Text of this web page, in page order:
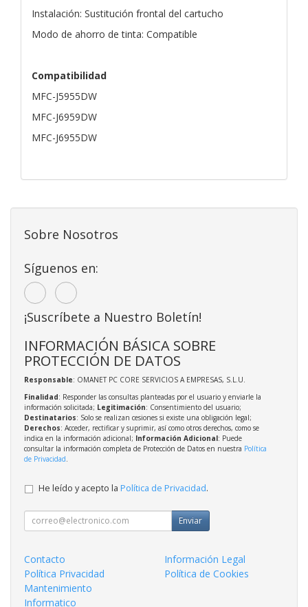
Instalación: Sustitución frontal del cartucho
Modo de ahorro de tinta: Compatible
Compatibilidad
MFC-J5955DW
MFC-J6959DW
MFC-J6955DW
Sobre Nosotros
Síguenos en:
¡Suscríbete a Nuestro Boletín!
INFORMACIÓN BÁSICA SOBRE
PROTECCIÓN DE DATOS
Responsable: OMANET PC CORE SERVICIOS A EMPRESAS, S.L.U.
Finalidad: Responder las consultas planteadas por el usuario y enviarle la
información solicitada; Legitimación: Consentimiento del usuario;
Destinatarios: Solo se realizan cesiones si existe una obligación legal;
Derechos: Acceder, rectificar y suprimir, así como otros derechos, como se
indica en la información adicional; Información Adicional: Puede
consultar la información completa de Protección de Datos en nuestra Política
de Privacidad
He leído y acepto la Política de Privacidad.
Enviar
Contacto
Información Legal
Política Privacidad
Política de Cookies
Mantenimiento
Informatico